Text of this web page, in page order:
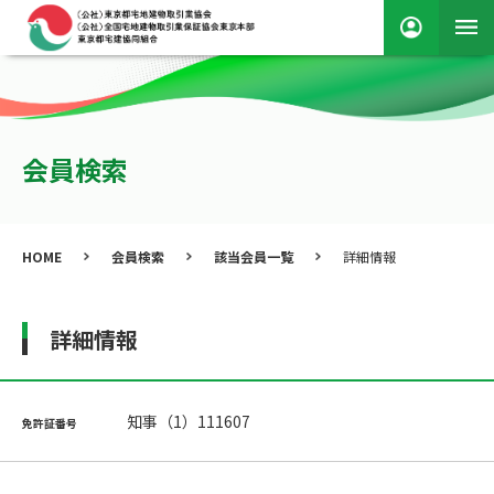
会員検索
HOME 会員検索 該当会員一覧 詳細情報
詳細情報
免許証番号 知事（1）111607